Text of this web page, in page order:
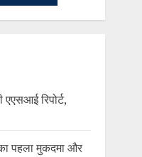
एएसआई रिपोर्ट,
पहला मुकदमा और